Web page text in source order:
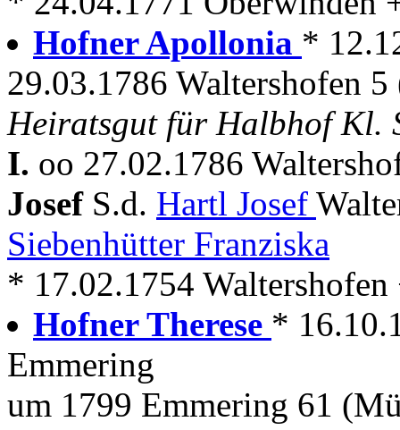
Hofner Apollonia *
29.03.1786 Waltershofen
Heiratsgut für Halbhof Kl.
I. oo 27.02.1786
Josef S.d. Hartl Josef
Siebenhütter Franziska
* 17.02.1754
Hofner Therese *
Emmering
um 1799 Emmering 61